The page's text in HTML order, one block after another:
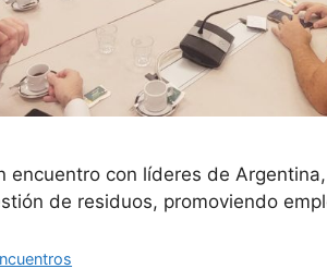
encuentro con líderes de
de residuos, promoviendo